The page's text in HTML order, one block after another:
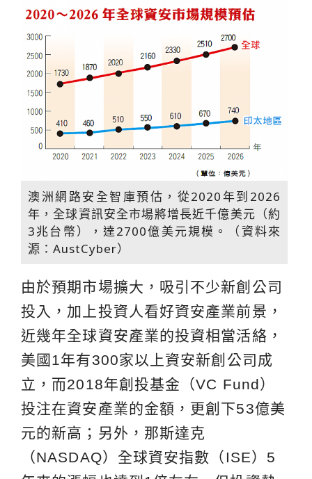
澳洲網路安全智庫預估，從2020年到2026
年，全球資訊安全市場將增長近千億美元（約
3兆台幣），達2700億美元規模。（資料來
源：AustCyber）
由於預期市場擴大，吸引不少新創公司
投入，加上投資人看好資安產業前景，
近幾年全球資安產業的投資相當活絡，
美國1年有300家以上資安新創公司成
立，而2018年創投基金（VC Fund）
投注在資安產業的金額，更創下53億美
元的新高；另外，那斯達克
（NASDAQ）全球資安指數（ISE）5